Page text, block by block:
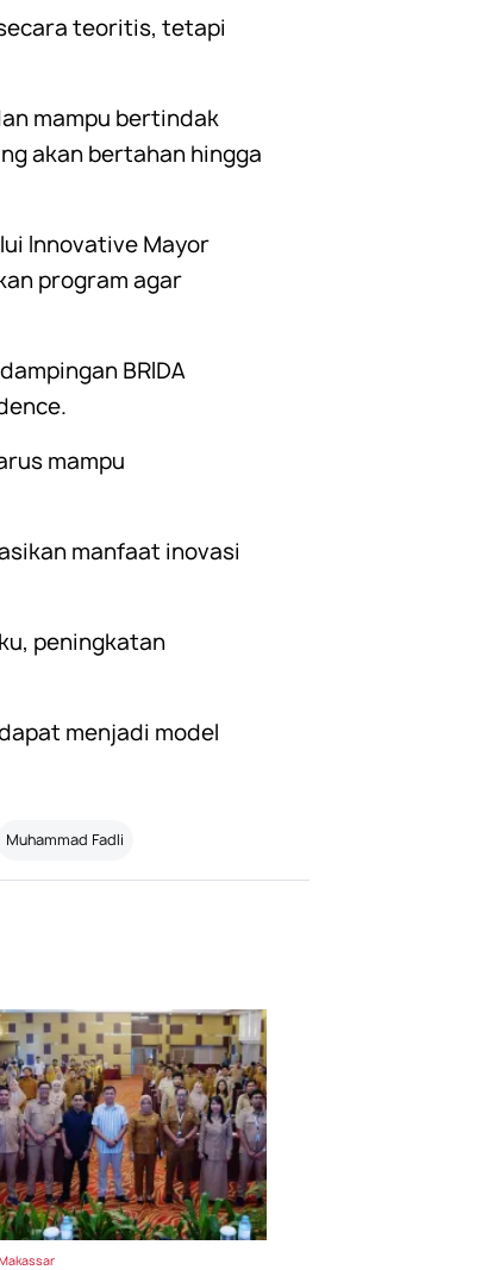
teoritis, tetapi
mampu bertindak
akan bertahan hingga
Innovative Mayor
program agar
BRIDA
mampu
manfaat inovasi
peningkatan
menjadi model
Muhammad Fadli